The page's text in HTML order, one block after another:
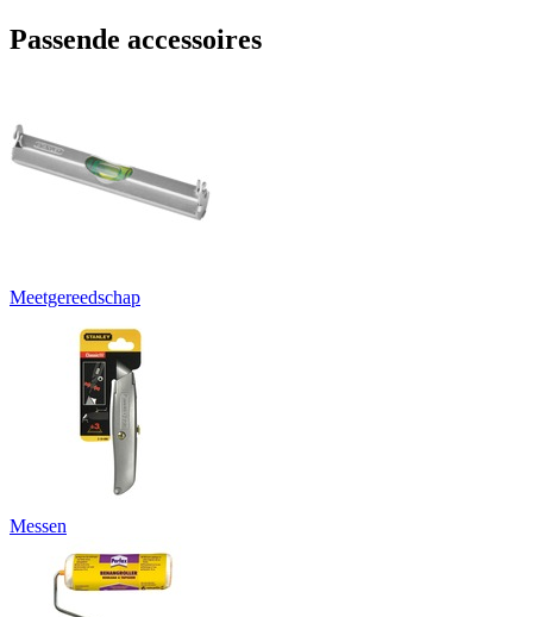
Passende accessoires
Meetgereedschap
Messen